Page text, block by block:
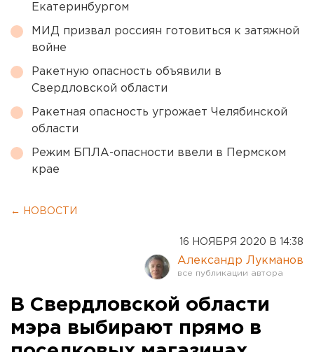
Екатеринбургом
МИД призвал россиян готовиться к затяжной
войне
Ракетную опасность объявили в
Свердловской области
Ракетная опасность угрожает Челябинской
области
Режим БПЛА-опасности ввели в Пермском
крае
← НОВОСТИ
16 НОЯБРЯ 2020 В 14:38
Александр Лукманов
В Свердловской области
мэра выбирают прямо в